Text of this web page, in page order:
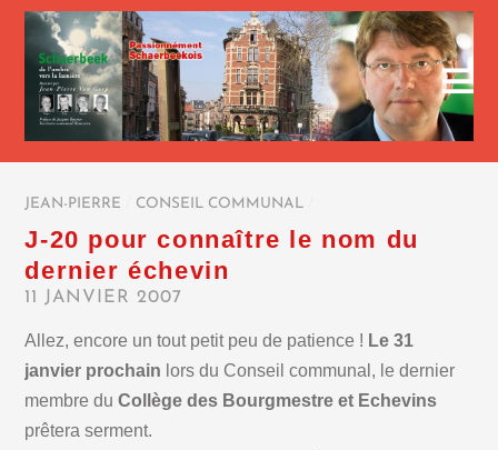
JEAN-PIERRE CONSEIL COMMUNAL
J-20 pour connaître le nom du
dernier échevin
11 JANVIER 2007
Allez, encore un tout petit peu de patience ! Le 31
janvier prochain lors du Conseil communal, le dernier
membre duCollège des Bourgmestre et Echevins
prêtera serment.